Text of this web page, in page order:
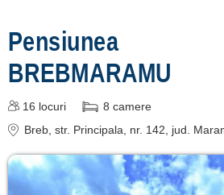
Pensiunea
BREBMARAMU
16 locuri 8 camere
Breb , str. Principala, nr. 142 , jud.